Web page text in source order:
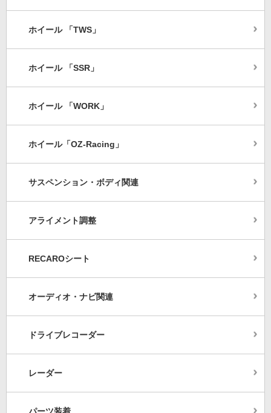
ホイール 「TWS」
ホイール 「SSR」
ホイール 「WORK」
ホイール「OZ-Racing」
サスペンション・ボディ関連
アライメント調整
RECAROシート
オーディオ・ナビ関連
ドライブレコーダー
レーダー